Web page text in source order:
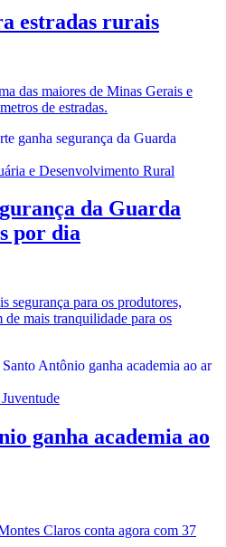
estradas rurais
das maiores de Minas Gerais e
de estradas.
e Desenvolvimento Rural
da Guarda
por dia
segurança para os produtores,
de mais tranquilidade para os
ganha academia ao
Claros conta agora com 37